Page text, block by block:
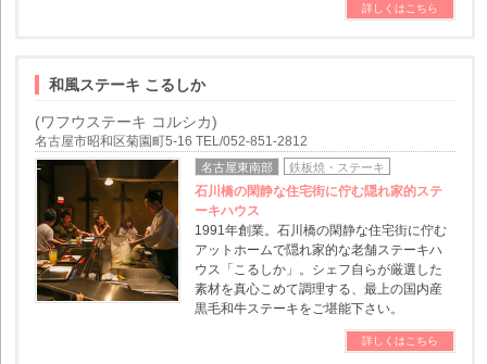
詳しくはこちら
和風ステーキ こるしか
(ワフウステーキ コルシカ)
名古屋市昭和区菊園町5-16 TEL/052-851-2812
名古屋東南部 鉄板焼・ステーキ
石川橋の閑静な住宅街に佇む隠れ家的ステ
ーキハウス
1991年創業。石川橋の閑静な住宅街に佇む
アットホームで隠れ家的な老舗ステーキハ
ウス「こるしか」。シェフ自らが厳選した
素材を真心こめて調理する、最上の国内産
黒毛和牛ステーキをご堪能下さい。
詳しくはこちら